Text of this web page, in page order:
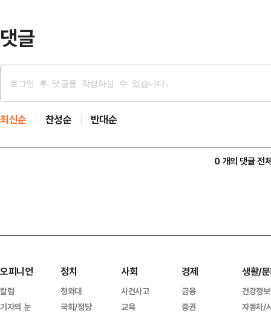
댓글
최신순 찬성순 반대순
0 개의 댓글 전
오피니언
칼럼
기자의 눈
정치
청와대
국회/정당
사회
사건사고
교육
경제
금융
증권
생활/
건강정보
자동차/